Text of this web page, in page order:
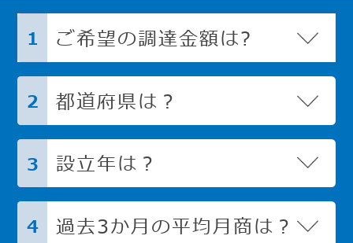
1 ご希望の調達金額は?
2 都道府県は？
3 設立年は？
4 過去3か月の平均月商は？